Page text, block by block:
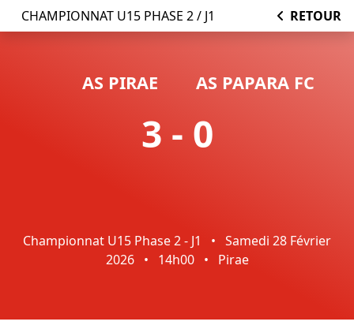
CHAMPIONNAT U15 PHASE 2 / J1 RETOUR
AS PIRAE AS PAPARA FC
3 - 0
Championnat U15 Phase 2 - J1 • Samedi 28 Février
2026 • 14h00 • Pirae